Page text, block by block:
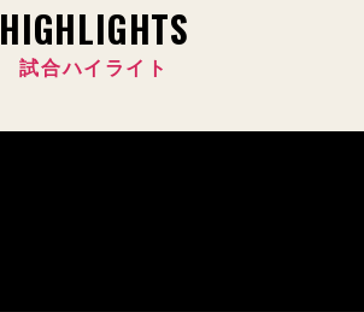
HIGHLIGHTS
試合ハイライト